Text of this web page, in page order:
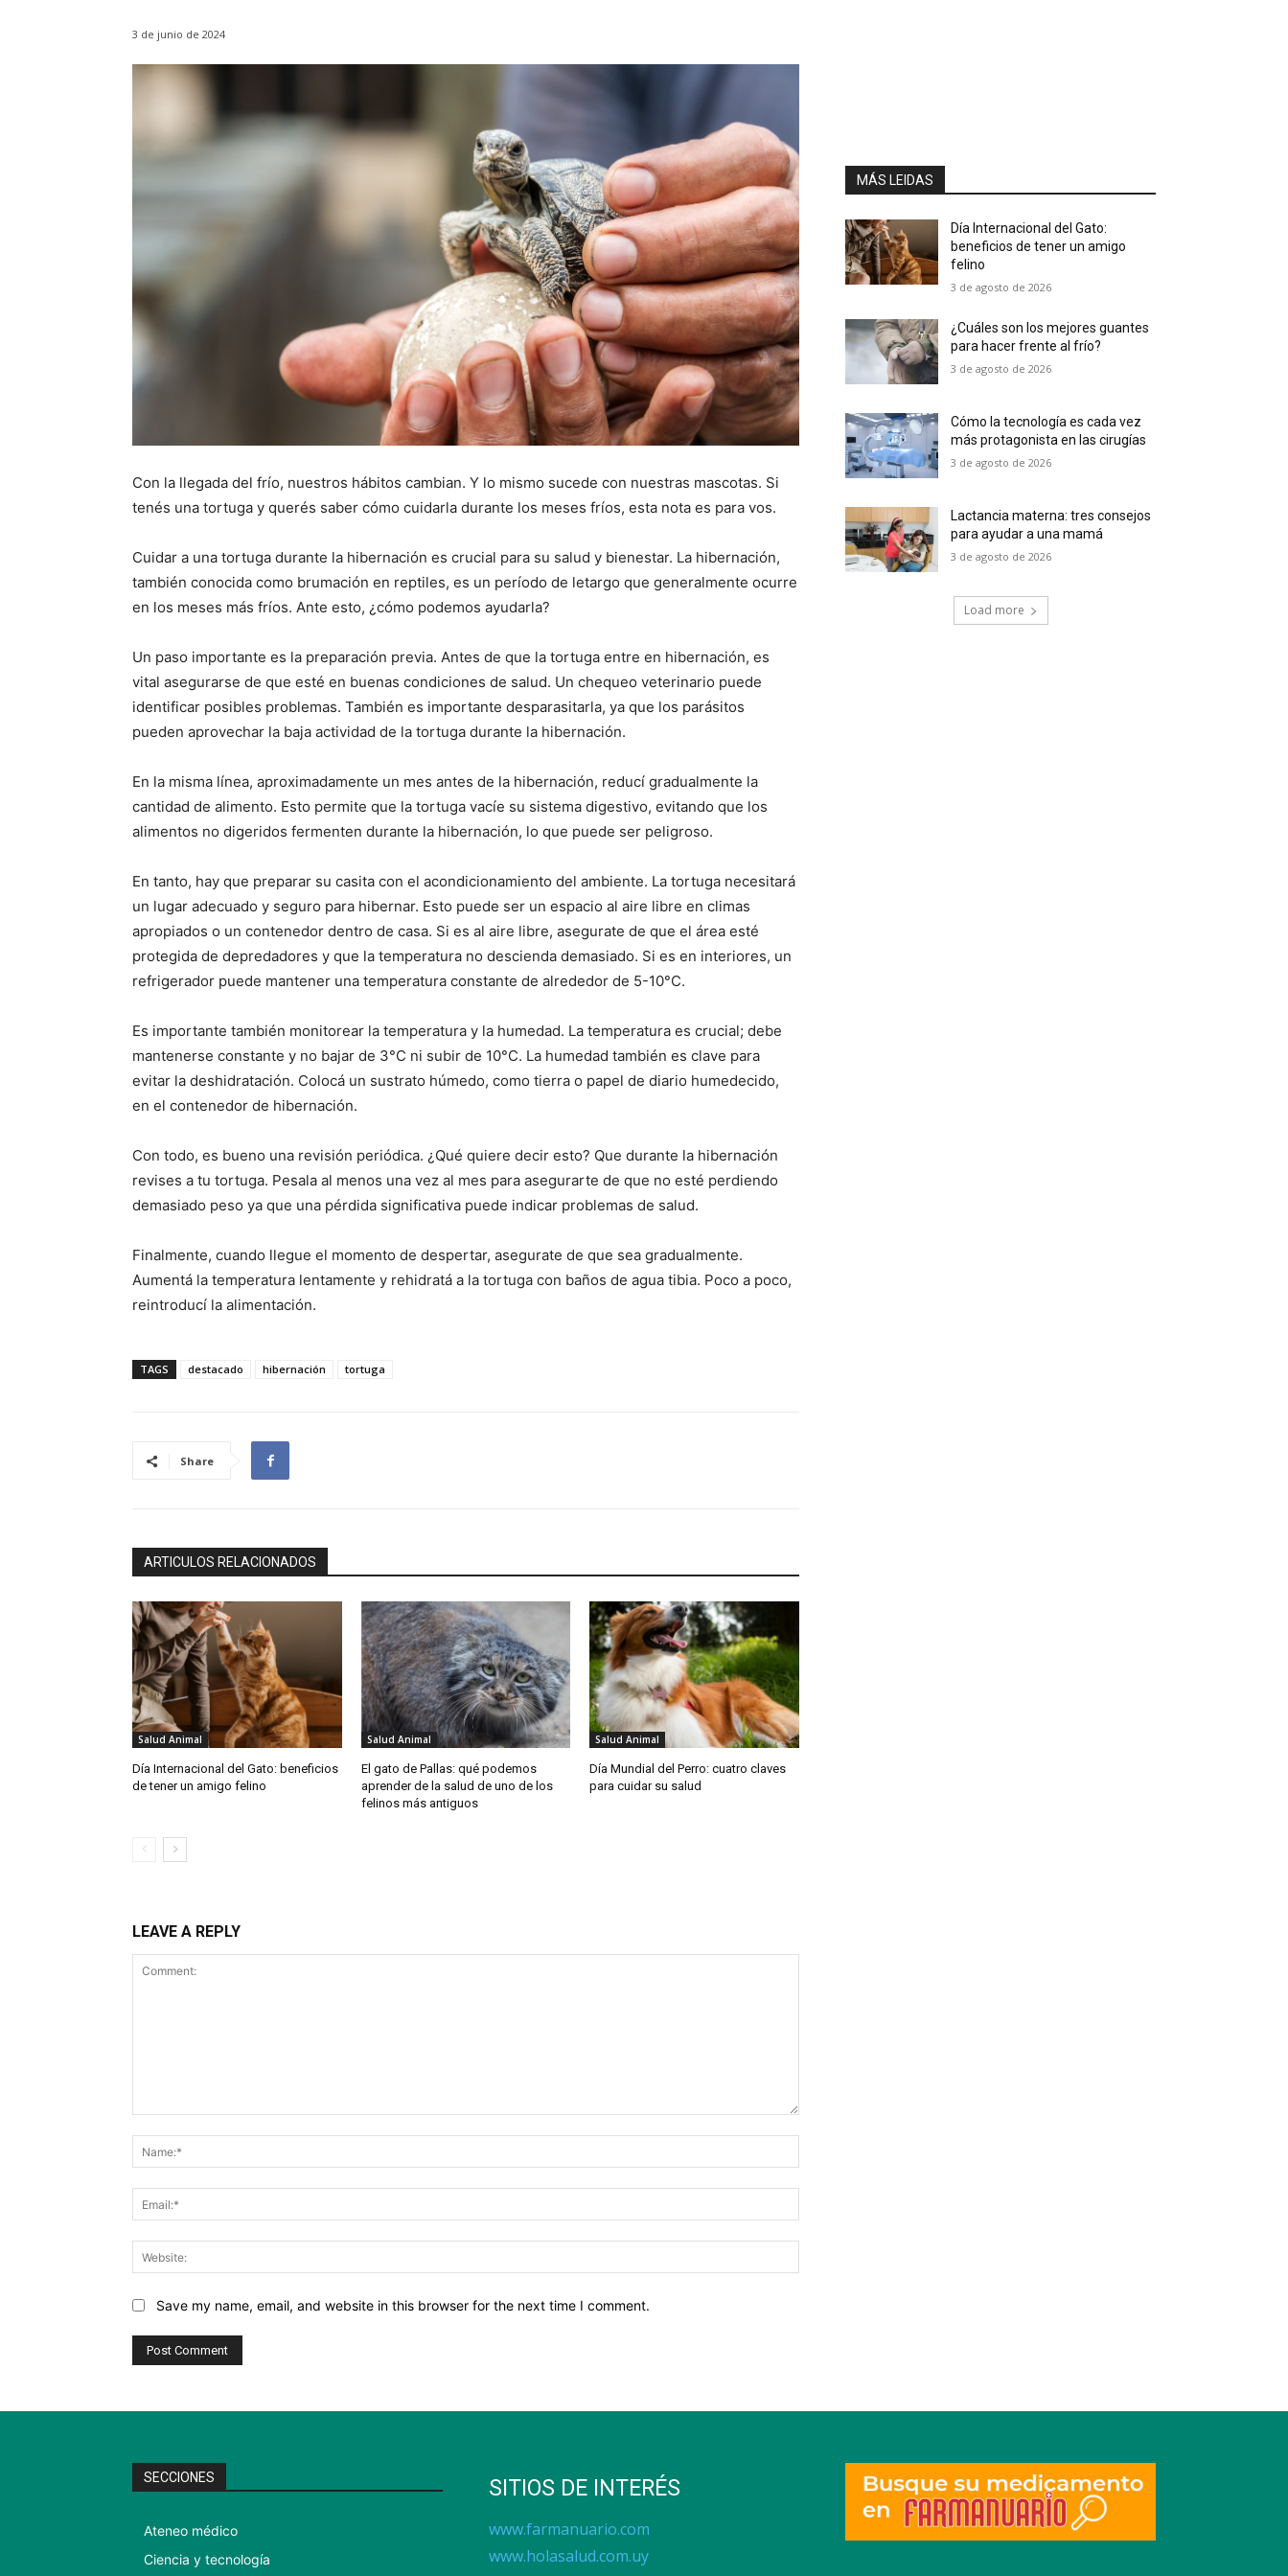
3 de junio de 2024
Con la llegada del frío, nuestros hábitos cambian. Y lo mismo sucede con nuestras mascotas. Si
tenés una tortuga y querés saber cómo cuidarla durante los meses fríos, esta nota es para vos.
Cuidar a una tortuga durante la hibernación es crucial para su salud y bienestar. La hibernación,
también conocida como brumación en reptiles, es un período de letargo que generalmente ocurre
en los meses más fríos. Ante esto, ¿cómo podemos ayudarla?
Un paso importante es la preparación previa. Antes de que la tortuga entre en hibernación, es
vital asegurarse de que esté en buenas condiciones de salud. Un chequeo veterinario puede
identificar posibles problemas. También es importante desparasitarla, ya que los parásitos
pueden aprovechar la baja actividad de la tortuga durante la hibernación.
En la misma línea, aproximadamente un mes antes de la hibernación, reducí gradualmente la
cantidad de alimento. Esto permite que la tortuga vacíe su sistema digestivo, evitando que los
alimentos no digeridos fermenten durante la hibernación, lo que puede ser peligroso.
En tanto, hay que preparar su casita con el acondicionamiento del ambiente. La tortuga necesitará
un lugar adecuado y seguro para hibernar. Esto puede ser un espacio al aire libre en climas
apropiados o un contenedor dentro de casa. Si es al aire libre, asegurate de que el área esté
protegida de depredadores y que la temperatura no descienda demasiado. Si es en interiores, un
refrigerador puede mantener una temperatura constante de alrededor de 5-10°C.
Es importante también monitorear la temperatura y la humedad. La temperatura es crucial; debe
mantenerse constante y no bajar de 3°C ni subir de 10°C. La humedad también es clave para
evitar la deshidratación. Colocá un sustrato húmedo, como tierra o papel de diario humedecido,
en el contenedor de hibernación.
Con todo, es bueno una revisión periódica. ¿Qué quiere decir esto? Que durante la hibernación
revises a tu tortuga. Pesala al menos una vez al mes para asegurarte de que no esté perdiendo
demasiado peso ya que una pérdida significativa puede indicar problemas de salud.
Finalmente, cuando llegue el momento de despertar, asegurate de que sea gradualmente.
Aumentá la temperatura lentamente y rehidratá a la tortuga con baños de agua tibia. Poco a poco,
reintroducí la alimentación.
TAGS destacado hibernación tortuga
Share
ARTICULOS RELACIONADOS
Salud Animal
Día Internacional del Gato: beneficios
de tener un amigo felino
Salud Animal
El gato de Pallas: qué podemos
aprender de la salud de uno de los
felinos más antiguos
Salud Animal
Día Mundial del Perro: cuatro claves
para cuidar su salud
LEAVE A REPLY
Save my name, email, and website in this browser for the next time I comment.
MÁS LEIDAS
Día Internacional del Gato:
beneficios de tener un amigo
felino
3 de agosto de 2026
¿Cuáles son los mejores guantes
para hacer frente al frío?
3 de agosto de 2026
Cómo la tecnología es cada vez
más protagonista en las cirugías
3 de agosto de 2026
Lactancia materna: tres consejos
para ayudar a una mamá
3 de agosto de 2026
Load more
SECCIONES
Ateneo médico
Ciencia y tecnología
SITIOS DE INTERÉS
www.farmanuario.com
www.holasalud.com.uy